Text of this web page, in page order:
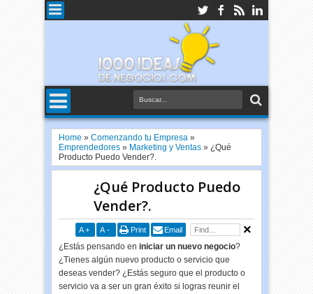
Home »Comenzando tu Empresa »
Emprendedores » Marketing y Ventas »¿Qué
Producto Puedo Vender?.
¿Qué Producto Puedo
Vender?.
A + A - Print Email
¿Estás pensando eniniciar un nuevo negocio?
¿Tienes algún nuevo producto o servicio que
deseas vender? ¿Estás seguro que el producto o
servicio va a ser un gran éxito si logras reunir el